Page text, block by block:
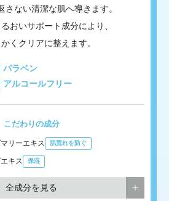
さない清潔な肌へ導きます。
おいサポート成分により、
くクリアに整えます。
パラベン
アルコールフリー
こだわりの成分
リーエキス 肌荒れを防ぐ
キス 保湿
全成分を見る